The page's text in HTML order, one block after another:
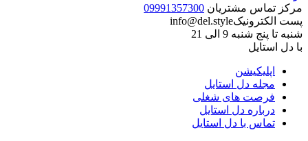
مرکز تماس مشتریان 09991357300
پست الکترونیکinfo@del.style
شنبه تا پنج شنبه 9 الی 21
با دل استایل
اپلیکیشن
مجله دل استایل
فرصت های شغلی
درباره دل استایل
تماس با دل استایل